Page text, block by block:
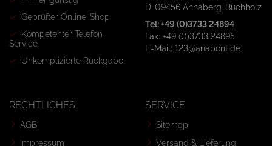
Geprüfter Online-Shop
Kompetenter Telefon-
Service
Unkomplizierte Rückgabe
D-09456 Annaberg-Buchholz
Tel: +49 (0)3733 24894
Fax: +49 (0)3733 24895
E-Mail: 123@anapont.de
RECHTLICHES
AGB
Impressum
SERVICE
Sitemap
Versand & Lieferung